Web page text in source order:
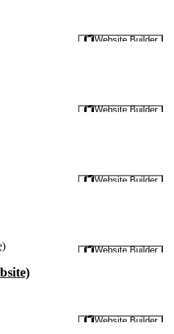
Website Builder
Website Builder
Website Builder
Pratinjau Website Builder
Website Builder